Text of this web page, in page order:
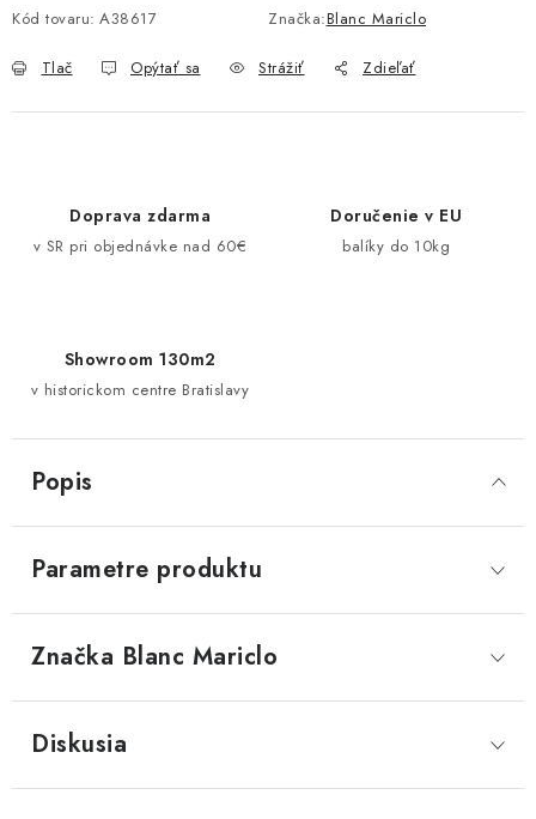
Kód tovaru: A38617 Značka:Blanc Mariclo
Tlač Opýtať sa Strážiť Zdieľať
Doprava zdarma
v SR pri objednávke nad 60€
Doručenie v EU
balíky do 10kg
Showroom 130m2
v historickom centre Bratislavy
Popis
Parametre produktu
Značka Blanc Mariclo
Diskusia